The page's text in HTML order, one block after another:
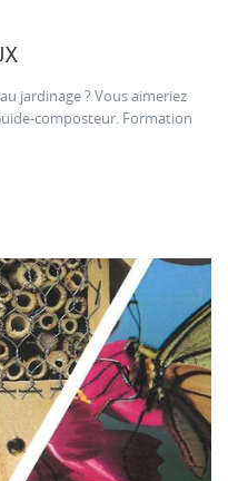
jardinage ? Vous aimeriez
composteur. Formation